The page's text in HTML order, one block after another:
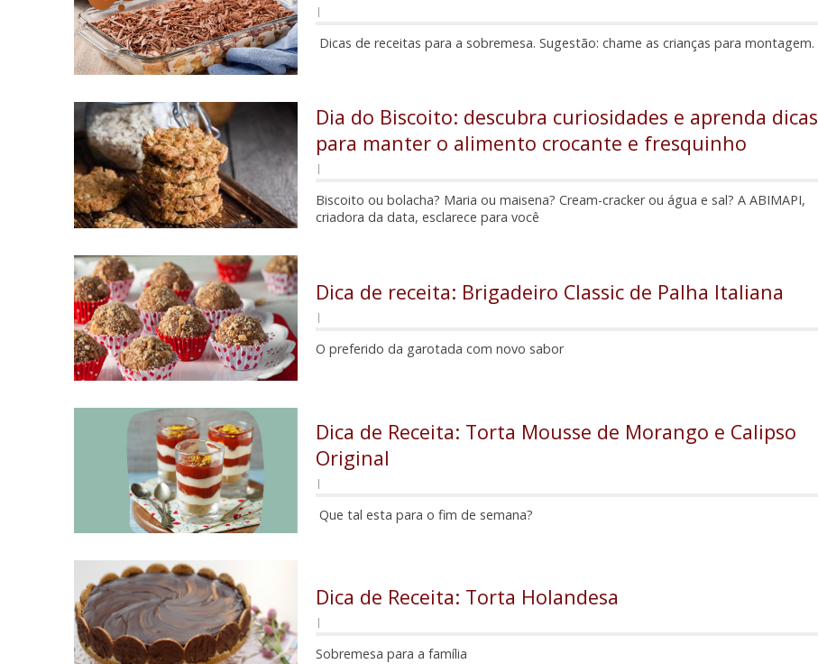
|
Dicas de receitas para a sobremesa. Sugestão: chame as crianças para montagem.
Dia do Biscoito: descubra curiosidades e aprenda dicas
para manter o alimento crocante e fresquinho
|
Biscoito ou bolacha? Maria ou maisena? Cream-cracker ou água e sal? A ABIMAPI,
criadora da data, esclarece para você
Dica de receita: Brigadeiro Classic de Palha Italiana
|
O preferido da garotada com novo sabor
Dica de Receita: Torta Mousse de Morango e Calipso
Original
|
Que tal esta para o fim de semana?
Dica de Receita: Torta Holandesa
|
Sobremesa para a família